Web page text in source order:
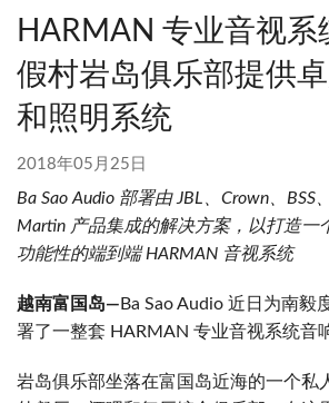
HARMAN 专业音视系
假村岩岛俱乐部提供
和照明系统
2018年05月25日
Ba Sao Audio 部署由JBL、 Crown、 BSS、
Martin 产品集成的解决方案，以打造一
功能性的端到端HARMAN 音视系统
越南富国岛— Ba Sao Audio 近日为南毅
署了一整套 HARMAN 专业音视系统音
岩岛俱乐部坐落在富国岛近海的一个私